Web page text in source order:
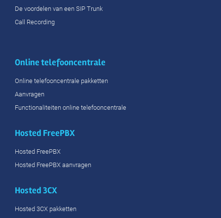
De voordelen van een SIP Trunk
Call Recording
Online telefooncentrale
Online telefooncentrale pakketten
Aanvragen
Functionaliteiten online telefooncentrale
Hosted FreePBX
Hosted FreePBX
Hosted FreePBX aanvragen
Hosted 3CX
Hosted 3CX pakketten